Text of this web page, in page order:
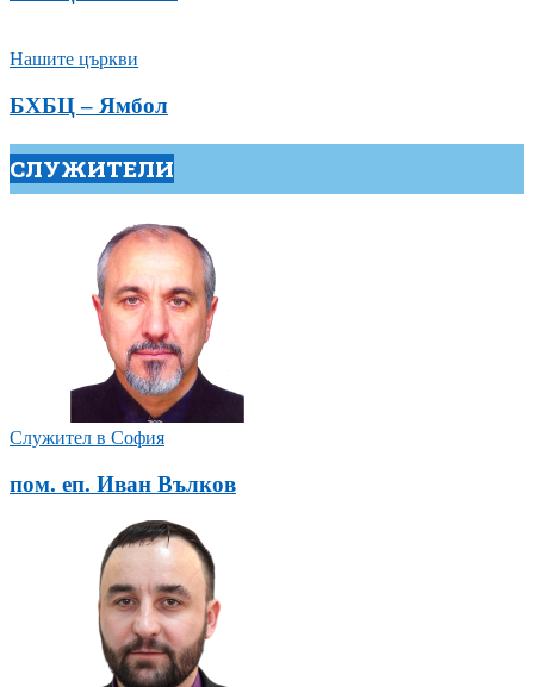
Нашите църкви
БХБЦ – Ямбол
СЛУЖИТЕЛИ
Служител в София
пом. еп. Иван Вълков